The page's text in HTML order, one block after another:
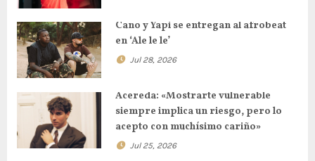
Cano y Yapi se entregan al afrobeat
en ‘Ale le le’
Jul 28, 2026
Acereda: «Mostrarte vulnerable
siempre implica un riesgo, pero lo
acepto con muchísimo cariño»
Jul 25, 2026